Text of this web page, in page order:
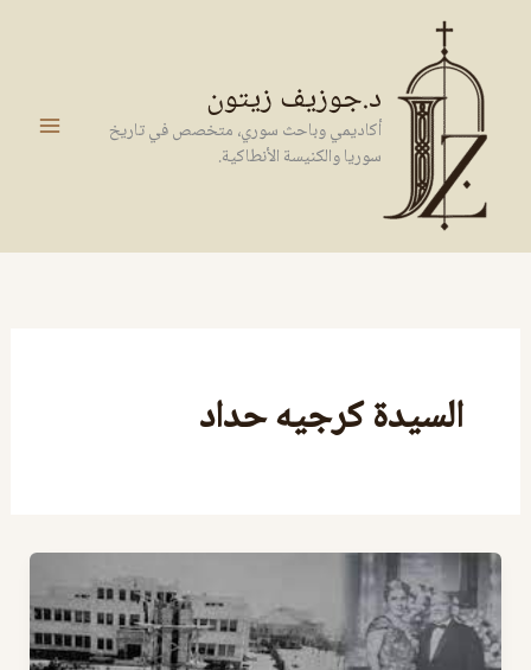
المحتوى
د.جوزيف زيتون
أكاديمي وباحث سوري، متخصص في تاريخ
سوريا والكنيسة الأنطاكية.
السيدة كرجيه حداد